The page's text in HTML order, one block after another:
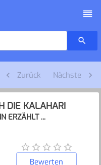
Zurück Nächste
DIE KALAHARI
ERZÄHLT ...
Bewerten